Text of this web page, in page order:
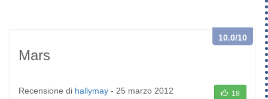
Mars
10.0/10
Recensione di hallymay - 25 marzo 2012 18